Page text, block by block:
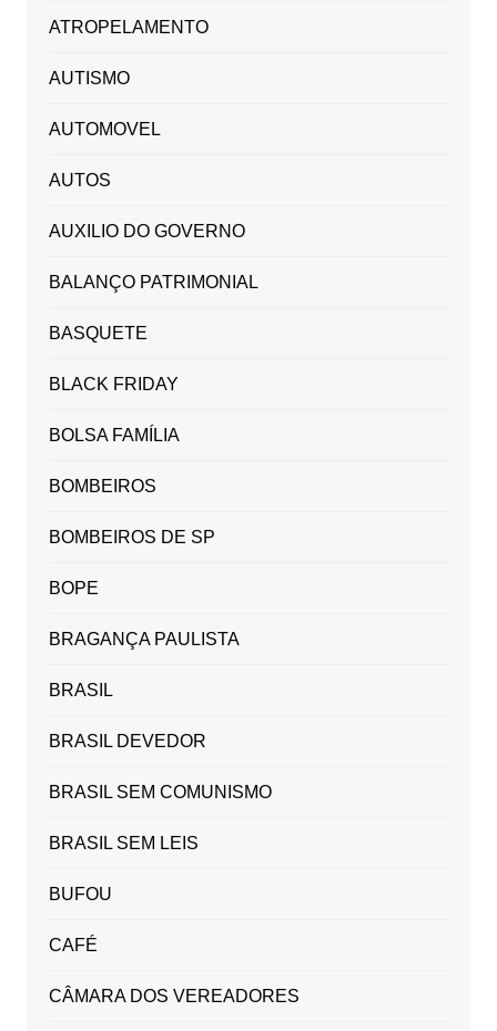
ATROPELAMENTO
AUTISMO
AUTOMOVEL
AUTOS
AUXILIO DO GOVERNO
BALANÇO PATRIMONIAL
BASQUETE
BLACK FRIDAY
BOLSA FAMÍLIA
BOMBEIROS
BOMBEIROS DE SP
BOPE
BRAGANÇA PAULISTA
BRASIL
BRASIL DEVEDOR
BRASIL SEM COMUNISMO
BRASIL SEM LEIS
BUFOU
CAFÉ
CÂMARA DOS VEREADORES